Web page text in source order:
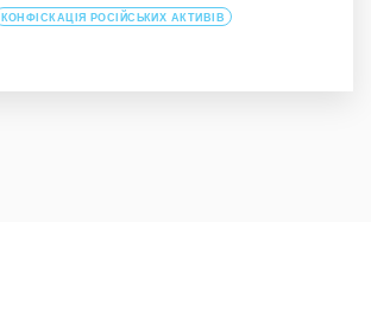
КОНФІСКАЦІЯ РОСІЙСЬКИХ АКТИВІВ